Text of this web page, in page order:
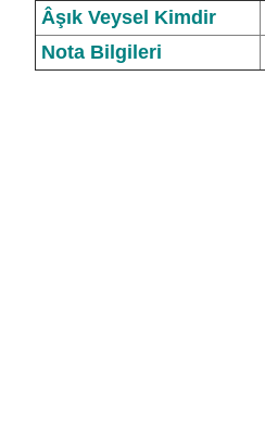
Âşık Veysel Kimdir
Nota Bilgileri